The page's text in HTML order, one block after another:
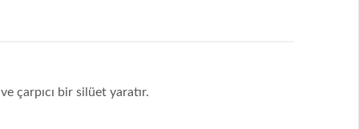
çarpıcı bir silüet yaratır.